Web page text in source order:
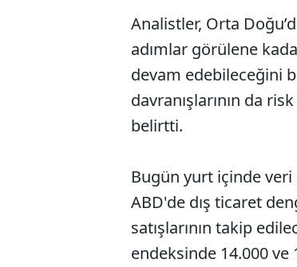
Analistler, Orta
adımlar görülene
devam edebileceğini
davranışlarının da
belirtti.
Bugün yurt içinde
ABD'de dış ticaret
satışlarının takip
endeksinde 14.000 ve